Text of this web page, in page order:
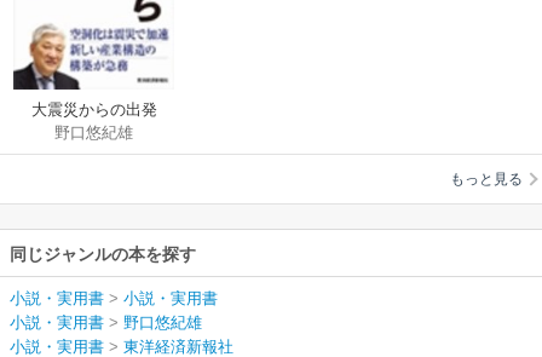
大震災からの出発
野口悠紀雄
もっと見る
同じジャンルの本を探す
小説・実用書 > 小説・実用書
小説・実用書 > 野口悠紀雄
小説・実用書 > 東洋経済新報社